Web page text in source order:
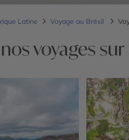
Latine Voyage au Brésil
voyages